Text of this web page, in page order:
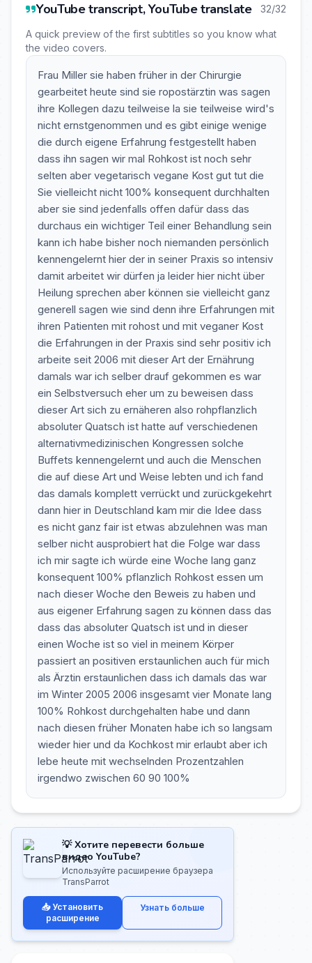
YouTube transcript, YouTube translate 32/32
A quick preview of the first subtitles so you know what
the video covers.
Frau Miller sie haben früher in der Chirurgie
gearbeitet heute sind sie ropostärztin was sagen
ihre Kollegen dazu teilweise la sie teilweise wird's
nicht ernstgenommen und es gibt einige wenige
die durch eigene Erfahrung festgestellt haben
dass ihn sagen wir mal Rohkost ist noch sehr
selten aber vegetarisch vegane Kost gut tut die
Sie vielleicht nicht 100% konsequent durchhalten
aber sie sind jedenfalls offen dafür dass das
durchaus ein wichtiger Teil einer Behandlung sein
kann ich habe bisher noch niemanden persönlich
kennengelernt hier der in seiner Praxis so intensiv
damit arbeitet wir dürfen ja leider hier nicht über
Heilung sprechen aber können sie vielleicht ganz
generell sagen wie sind denn ihre Erfahrungen mit
ihren Patienten mit rohost und mit veganer Kost
die Erfahrungen in der Praxis sind sehr positiv ich
arbeite seit 2006 mit dieser Art der Ernährung
damals war ich selber drauf gekommen es war
ein Selbstversuch eher um zu beweisen dass
dieser Art sich zu ernäheren also rohpflanzlich
absoluter Quatsch ist hatte auf verschiedenen
alternativmedizinischen Kongressen solche
Buffets kennengelernt und auch die Menschen
die auf diese Art und Weise lebten und ich fand
das damals komplett verrückt und zurückgekehrt
dann hier in Deutschland kam mir die Idee dass
es nicht ganz fair ist etwas abzulehnen was man
selber nicht ausprobiert hat die Folge war dass
ich mir sagte ich würde eine Woche lang ganz
konsequent 100% pflanzlich Rohkost essen um
nach dieser Woche den Beweis zu haben und
aus eigener Erfahrung sagen zu können dass das
dass das absoluter Quatsch ist und in dieser
einen Woche ist so viel in meinem Körper
passiert an positiven erstaunlichen auch für mich
als Ärztin erstaunlichen dass ich damals das war
im Winter 2005 2006 insgesamt vier Monate lang
100% Rohkost durchgehalten habe und dann
nach diesen früher Monaten habe ich so langsam
wieder hier und da Kochkost mir erlaubt aber ich
lebe heute mit wechselnden Prozentzahlen
irgendwo zwischen 60 90 100%
💡 Хотите перевести больше
видео YouTube?
Используйте расширение браузера
TransParrot
📥 Установить
расширение
Узнать больше